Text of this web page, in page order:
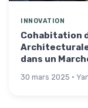
INNOVATION
Cohabitation
dans un
30 mars 2025 ·